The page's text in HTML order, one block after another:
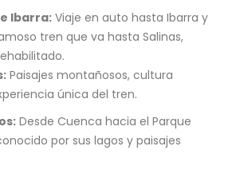
Ibarra:Viaje en auto hasta Ibarra y
tren que va hasta Salinas,
Paisajes montañosos, cultura
única del tren.
Desde Cuenca hacia el Parque
por sus lagos y paisajes